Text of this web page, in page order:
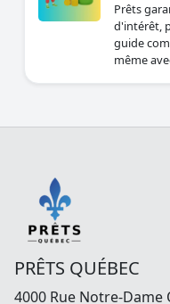
Prêts
d'intérêt,
guide
même
PRÊTS QUÉBEC
4000 Rue Notre-Dame